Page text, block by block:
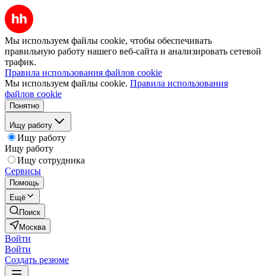
Мы используем файлы cookie, чтобы обеспечивать
правильную работу нашего веб-сайта и анализировать сетевой
трафик.
Правила использования файлов cookie
Мы используем файлы cookie. Правила использования
файлов cookie
Понятно
Ищу работу
Ищу работу
Ищу работу
Ищу сотрудника
Сервисы
Помощь
Ещё
Поиск
Москва
Войти
Войти
Создать резюме